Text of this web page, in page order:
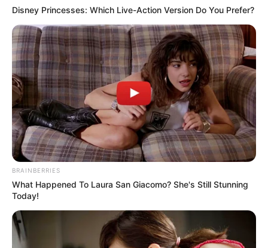
Disney Princesses: Which Live-Action Version Do You Prefer?
BRAINBERRIES
What Happened To Laura San Giacomo? She's Still Stunning
Today!